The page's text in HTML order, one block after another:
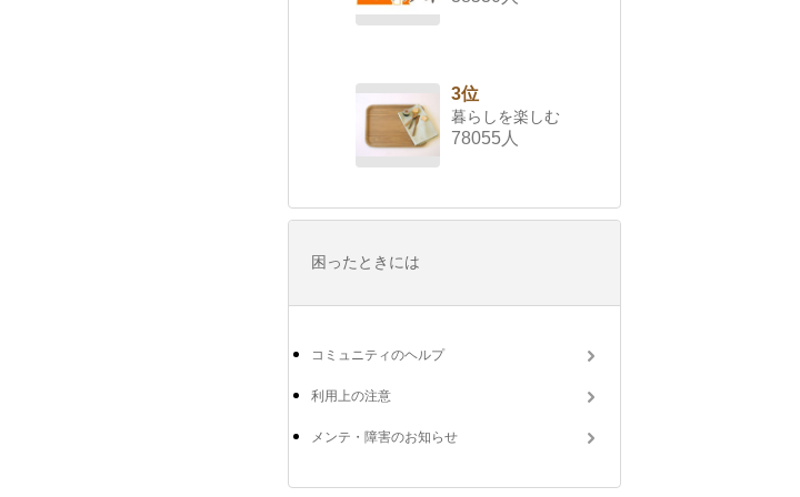
3位
暮らしを楽しむ
78055人
困ったときには
コミュニティのヘルプ
利用上の注意
メンテ・障害のお知らせ